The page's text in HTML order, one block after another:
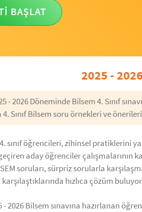
BAŞLAT
2025 -
- 2026 Döneminde Bilsem 4. Sınıf
4. Sınıf Bilsem soru örnekleri ve
sınıf öğrencileri, zihinsel pratiklerini
aday öğrenciler çalışmalarının
soruları, sürpriz sorularla
hızlıca çözüm
2026 Bilsem sınavına hazırlanan